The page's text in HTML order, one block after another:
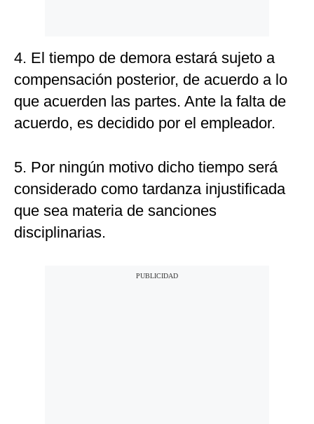
4. El tiempo de demora estará sujeto a
compensación posterior, de acuerdo a lo
que acuerden las partes. Ante la falta de
acuerdo, es decidido por el empleador.
5. Por ningún motivo dicho tiempo será
considerado como tardanza injustificada
que sea materia de sanciones
disciplinarias.